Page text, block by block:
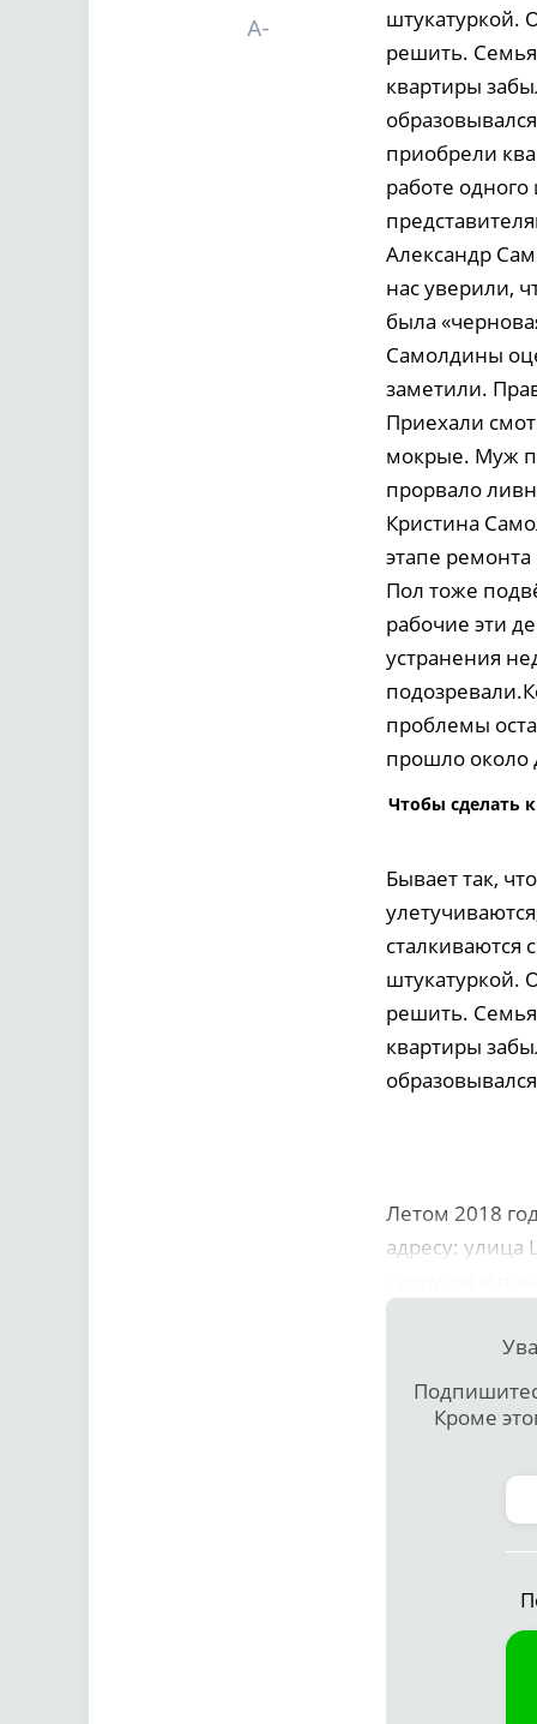
A-
штукатуркой.
решить.
квартиры
приобрели
работе
Александр
нас уверили,
была
Самолдины
заметили.
Приехали
мокрые. Муж
прорвало
Кристина
этапе
Пол тоже
рабочие эти
устранения
проблемы
прошло около
Чтобы сделать
Бывает так,
сталкиваются
штукатуркой.
решить.
квартиры
Летом 2018
адресу: улица
Кроме